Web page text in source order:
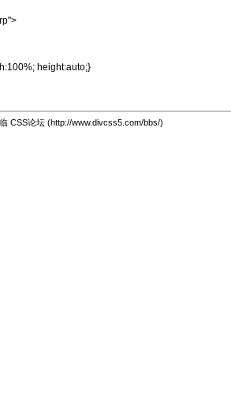
height:auto;}
CSS论坛 (http://www.divcss5.com/bbs/)